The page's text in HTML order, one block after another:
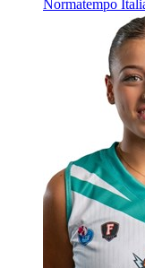
Normatempo